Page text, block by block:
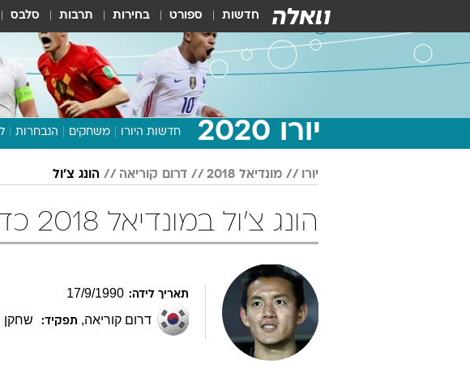
חדשות ספורט בחירות תרבות סלבס
יורו 2020 חדשות היורו משחקים הנבחרות
יורו מונדיאל 2018 דרום קוריאה הונג צ'ול
הונג צ'ול במונדיאל 2018 כדורגל
תאריך לידה: 17/9/1990
דרום קוריאה, תפקיד: שחקן